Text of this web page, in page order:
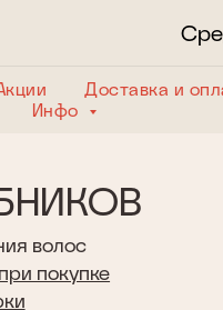
Доставка и
Инфо